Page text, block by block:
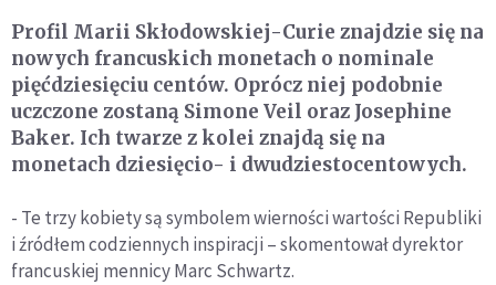
Profil Marii Skłodowskiej-Curie znajdzie się na
nowych francuskich monetach o nominale
pięćdziesięciu centów. Oprócz niej podobnie
uczczone zostaną Simone Veil oraz Josephine
Baker. Ich twarze z kolei znajdą się na
monetach dziesięcio- i dwudziestocentowych.
- Te trzy kobiety są symbolem wierności wartości Republiki
i źródłem codziennych inspiracji – skomentował dyrektor
francuskiej mennicy Marc Schwartz.